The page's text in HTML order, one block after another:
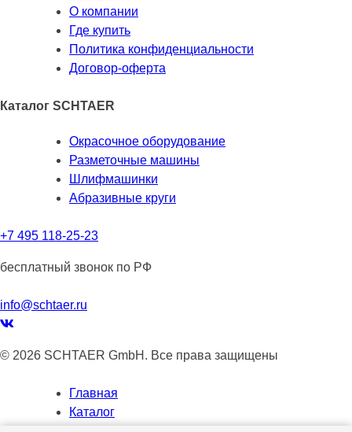
О компании
Где купить
Политика конфиденциальности
Договор-оферта
Каталог SCHTAER
Окрасочное оборудование
Разметочные машины
Шлифмашинки
Абразивные круги
+7 495 118-25-23
бесплатный звонок по РФ
info@schtaer.ru
© 2026 SCHTAER GmbH. Все права защищены
Главная
Каталог